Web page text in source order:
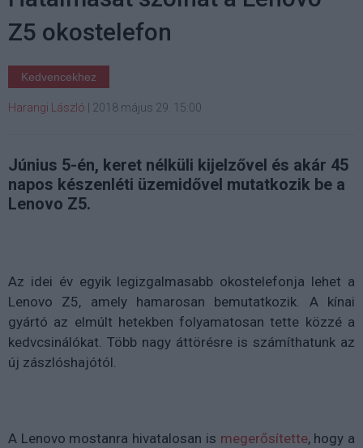
Z5 okostelefon
Kedvencekhez
Harangi László 2018 május 29. 15:00
Június 5-én, keret nélküli kijelzővel és akár 45
napos készenléti üzemidővel mutatkozik be a
Lenovo Z5.
Az idei év egyik legizgalmasabb okostelefonja lehet a
Lenovo Z5, amely hamarosan bemutatkozik. A kínai
gyártó az elmúlt hetekben folyamatosan tette közzé a
kedvcsinálókat. Több nagy áttörésre is számíthatunk az
új zászlóshajótól.
A Lenovo mostanra hivatalosan is megerősítette, hogy a